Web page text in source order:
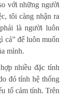
với những người
tôi càng nhận ra
là người luôn
cả” để luôn muốn
mình.
nhiều đặc tính
đó tính hệ thống
tố cảm tính. Trên